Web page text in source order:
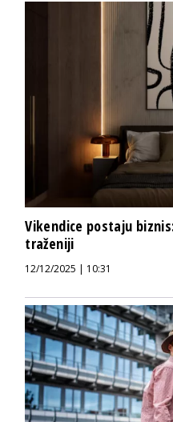
Vikendice postaju
traženiji
12/12/2025 | 10:31